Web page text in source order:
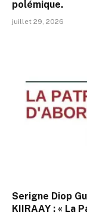
polémique.
juillet 29, 2026
Serigne Diop
KIIRAAY : « La